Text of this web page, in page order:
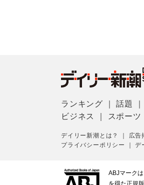
ランキング ｜話題
ビジネス
スポーツ
デイリー新潮とは？ ｜ 広告
プライバシーポリシー
｜デ
ABJマーク
を得た正規